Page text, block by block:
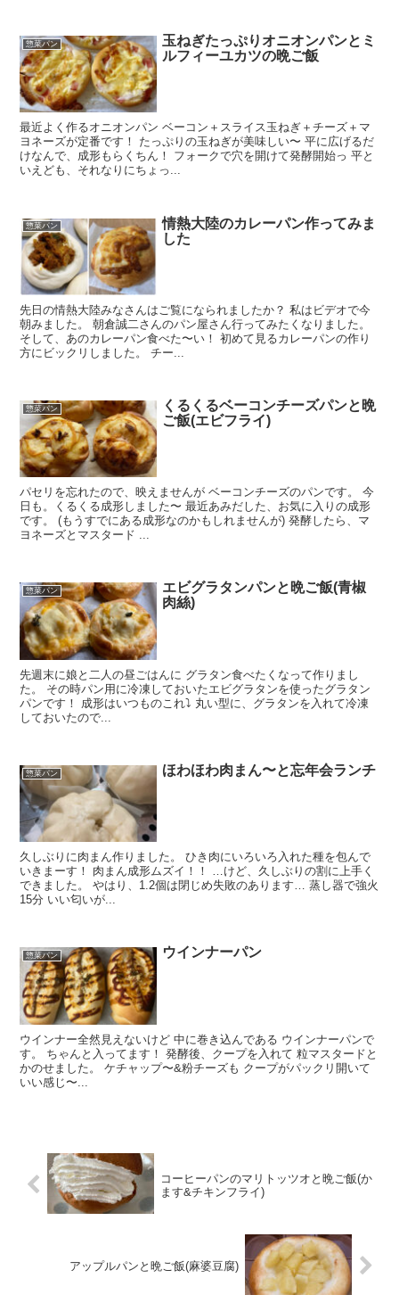
惣菜パン
玉ねぎたっぷりオニオンパンとミ
ルフィーユカツの晩ご飯
最近よく作るオニオンパン ベーコン＋スライス玉ねぎ＋チーズ＋マ
ヨネーズが定番です！ たっぷりの玉ねぎが美味しい〜 平に広げるだ
けなんで、成形もらくちん！ フォークで穴を開けて発酵開始っ 平と
いえども、それなりにちょっ...
惣菜パン
情熱大陸のカレーパン作ってみま
した
先日の情熱大陸みなさんはご覧になられましたか？ 私はビデオで今
朝みました。 朝倉誠二さんのパン屋さん行ってみたくなりました。
そして、あのカレーパン食べた〜い！ 初めて見るカレーパンの作り
方にビックリしました。 チー...
惣菜パン
くるくるベーコンチーズパンと晩
ご飯(エビフライ)
パセリを忘れたので、映えませんが ベーコンチーズのパンです。 今
日も。くるくる成形しました〜 最近あみだした、お気に入りの成形
です。 (もうすでにある成形なのかもしれませんが) 発酵したら、マ
ヨネーズとマスタード ...
惣菜パン
エビグラタンパンと晩ご飯(青椒
肉絲)
先週末に娘と二人の昼ごはんに グラタン食べたくなって作りまし
た。 その時パン用に冷凍しておいたエビグラタンを使ったグラタン
パンです！ 成形はいつものこれ⤵︎ 丸い型に、グラタンを入れて冷凍
しておいたので...
惣菜パン ほわほわ肉まん〜と忘年会ランチ
久しぶりに肉まん作りました。 ひき肉にいろいろ入れた種を包んで
いきまーす！ 肉まん成形ムズイ！！ …けど、久しぶりの割に上手く
できました。 やはり、1.2個は閉じめ失敗のあります… 蒸し器で強火
15分 いい匂いが...
惣菜パン ウインナーパン
ウインナー全然見えないけど 中に巻き込んである ウインナーパンで
す。 ちゃんと入ってます！ 発酵後、クープを入れて 粒マスタードと
かのせました。 ケチャップ〜&粉チーズも クープがパックリ開いて
いい感じ〜...
コーヒーパンのマリトッツオと晩ご飯(か
ます&チキンフライ)
アップルパンと晩ご飯(麻婆豆腐)